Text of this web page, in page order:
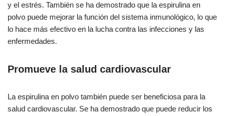
y el estrés. También se ha demostrado que la espirulina en
polvo puede mejorar la función del sistema inmunológico, lo que
lo hace más efectivo en la lucha contra las infecciones y las
enfermedades.
Promueve la salud cardiovascular
La espirulina en polvo también puede ser beneficiosa para la
salud cardiovascular. Se ha demostrado que puede reducir los